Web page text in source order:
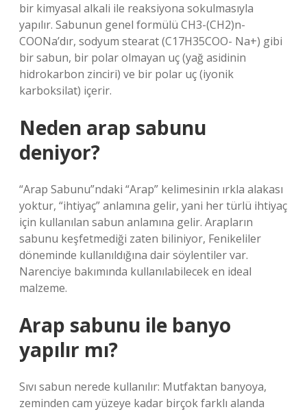
bir kimyasal alkali ile reaksiyona sokulmasıyla
yapılır. Sabunun genel formülü CH3-(CH2)n-
COONa’dır, sodyum stearat (C17H35COO- Na+) gibi
bir sabun, bir polar olmayan uç (yağ asidinin
hidrokarbon zinciri) ve bir polar uç (iyonik
karboksilat) içerir.
Neden arap sabunu
deniyor?
“Arap Sabunu”ndaki “Arap” kelimesinin ırkla alakası
yoktur, “ihtiyaç” anlamına gelir, yani her türlü ihtiyaç
için kullanılan sabun anlamına gelir. Arapların
sabunu keşfetmediği zaten biliniyor, Fenikeliler
döneminde kullanıldığına dair söylentiler var.
Narenciye bakımında kullanılabilecek en ideal
malzeme.
Arap sabunu ile banyo
yapılır mı?
Sıvı sabun nerede kullanılır: Mutfaktan banyoya,
zeminden cam yüzeye kadar birçok farklı alanda